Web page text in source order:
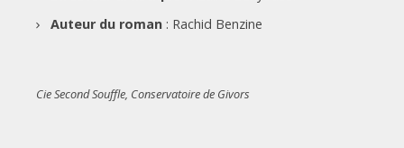
Auteur du roman: Rachid Benzine
Cie Second Souffle, Conservatoire de Givors